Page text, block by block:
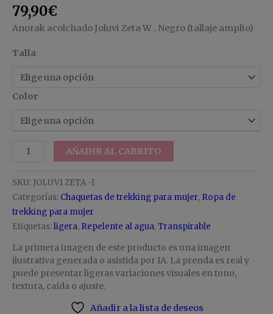
79,90€
Anorak acolchado Joluvi Zeta W . Negro (tallaje amplio)
Talla
Color
AÑADIR AL CARRITO
SKU: JOLUVI ZETA -1
Categorías: Chaquetas de trekking para mujer, Ropa de
trekking para mujer
Etiquetas: ligera, Repelente al agua,Transpirable
La primera imagen de este producto es una imagen
ilustrativa generada o asistida por IA. La prenda es real y
puede presentar ligeras variaciones visuales en tono,
textura, caída o ajuste.
Añadir a la lista de deseos